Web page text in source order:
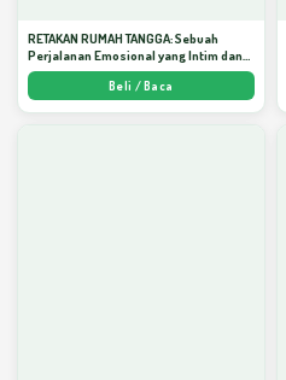
RETAKAN RUMAH TANGGA: Sebuah
Perjalanan Emosional yang Intim dan
Mendalam - Arda Dinata
Beli / Baca